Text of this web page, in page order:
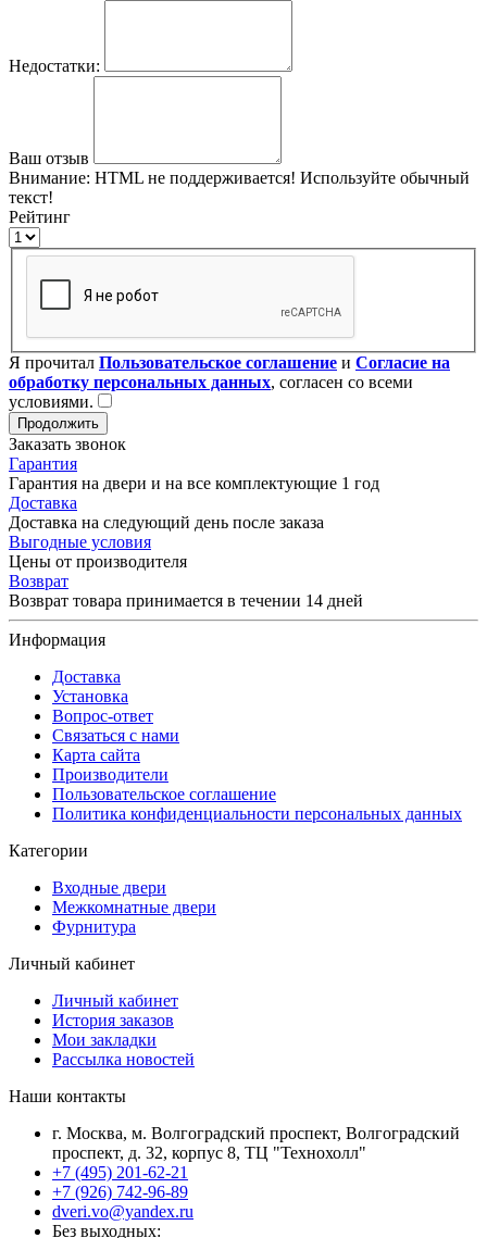
Недостатки:
Ваш отзыв
Внимание: HTML не поддерживается! Используйте обычный
текст!
Рейтинг
Я прочитал Пользовательское соглашение и Согласие на
обработку персональных данных, согласен со всеми
условиями.
Продолжить
Заказать звонок
Гарантия
Гарантия на двери и на все комплектующие 1 год
Доставка
Доставка на следующий день после заказа
Выгодные условия
Цены от производителя
Возврат
Возврат товара принимается в течении 14 дней
Информация
Доставка
Установка
Вопрос-ответ
Связаться с нами
Карта сайта
Производители
Пользовательское соглашение
Политика конфиденциальности персональных данных
Категории
Входные двери
Межкомнатные двери
Фурнитура
Личный кабинет
Личный кабинет
История заказов
Мои закладки
Рассылка новостей
Наши контакты
г. Москва, м. Волгоградский проспект, Волгоградский
проспект, д. 32, корпус 8, ТЦ "Технохолл"
+7 (495) 201-62-21
+7 (926) 742-96-89
dveri.vo@yandex.ru
Без выходных: